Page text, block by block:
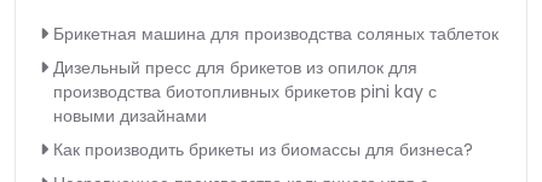
Брикетная машина для производства соляных таблеток
Дизельный пресс для брикетов из опилок для
производства биотопливных брикетов pini kay с
новыми дизайнами
Как производить брикеты из биомассы для бизнеса?